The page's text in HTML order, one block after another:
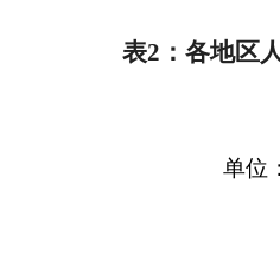
表2：各地区
单位：